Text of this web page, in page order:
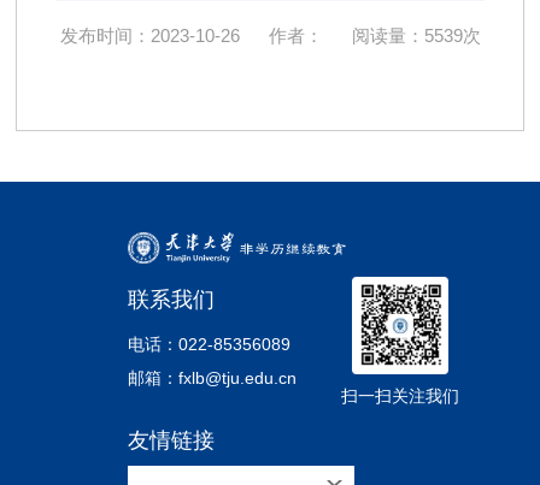
发布时间：2023-10-26 作者： 阅读量：5539次
联系我们
电话：022-85356089
邮箱：fxlb@tju.edu.cn
扫一扫关注我们
友情链接